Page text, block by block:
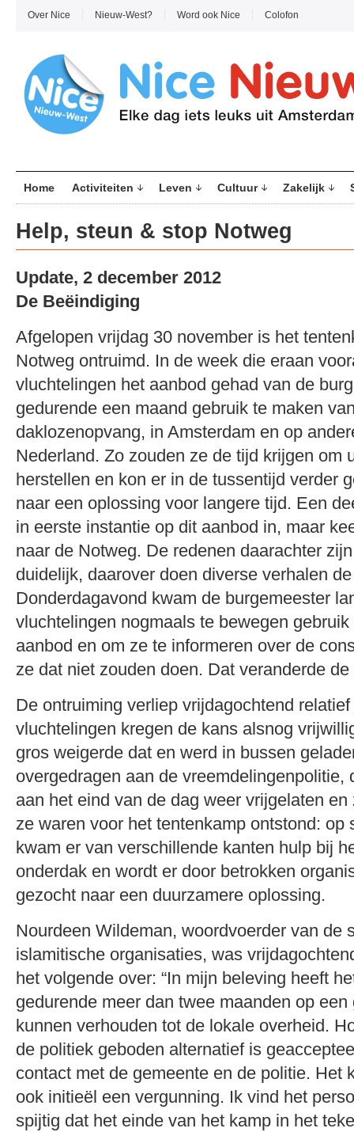
Over Nice Nieuw-West? Word ook Nice Colofon
Home Activiteiten Leven Cultuur Zakelijk
Help, steun & stop Notweg
Update, 2 december 2012
De Beëindiging
Afgelopen vrijdag 30 november is het
Notweg ontruimd. In de week die eraan
vluchtelingen het aanbod gehad van de
gedurende een maand gebruik te maken
daklozenopvang, in Amsterdam en op
Nederland. Zo zouden ze de tijd krijgen om
herstellen en kon er in de tussentijd verder
naar een oplossing voor langere tijd. Een
in eerste instantie op dit aanbod in, maar
naar de Notweg. De redenen daarachter
duidelijk, daarover doen diverse verhalen
Donderdagavond kwam de burgemeester
vluchtelingen nogmaals te bewegen
aanbod en om ze te informeren over de
ze dat niet zouden doen. Dat veranderde
De ontruiming verliep vrijdagochtend
vluchtelingen kregen de kans alsnog
gros weigerde dat en werd in bussen
overgedragen aan de vreemdelingenpolitie,
aan het eind van de dag weer vrijgelaten
ze waren voor het tentenkamp ontstond: op
kwam er van verschillende kanten hulp bij
onderdak en wordt er door betrokken
gezocht naar een duurzamere oplossing.
Nourdeen Wildeman, woordvoerder van de
islamitische organisaties, was
het volgende over: “In mijn beleving heeft
gedurende meer dan twee maanden op een
kunnen verhouden tot de lokale overheid.
de politiek geboden alternatief is
contact met de gemeente en de politie. Het
ook initieël een vergunning. Ik vind het
spijtig dat het einde van het kamp in het